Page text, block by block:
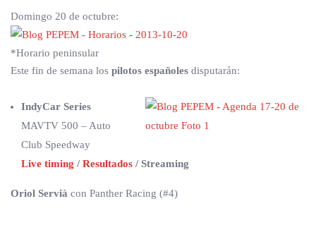
Domingo 20 de octubre:
*Horario peninsular
Este fin de semana los pilotos españoles disputarán:
IndyCar Series
MAVTV 500 – Auto
Club Speedway
Live timing / Resultados / Streaming
Oriol Servià con Panther Racing (#4)